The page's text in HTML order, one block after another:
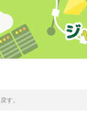
す。